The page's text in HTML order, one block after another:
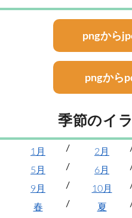
pngから
pngから
季節のイ
1月 2月
5月
6月
9月
10月
春
夏